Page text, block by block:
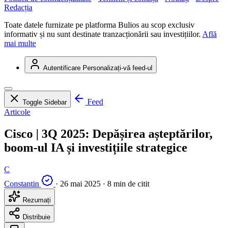
Redacția
Toate datele furnizate pe platforma Bulios au scop exclusiv
informativ și nu sunt destinate tranzacționării sau investițiilor. Află
mai multe
Autentificare Personalizați-vă feed-ul
Toggle Sidebar
Feed
Articole
Cisco | 3Q 2025: Depășirea așteptărilor,
boom-ul IA și investițiile strategice
C
Constantin
· 26 mai 2025 · 8 min de citit
Rezumați
Distribuie